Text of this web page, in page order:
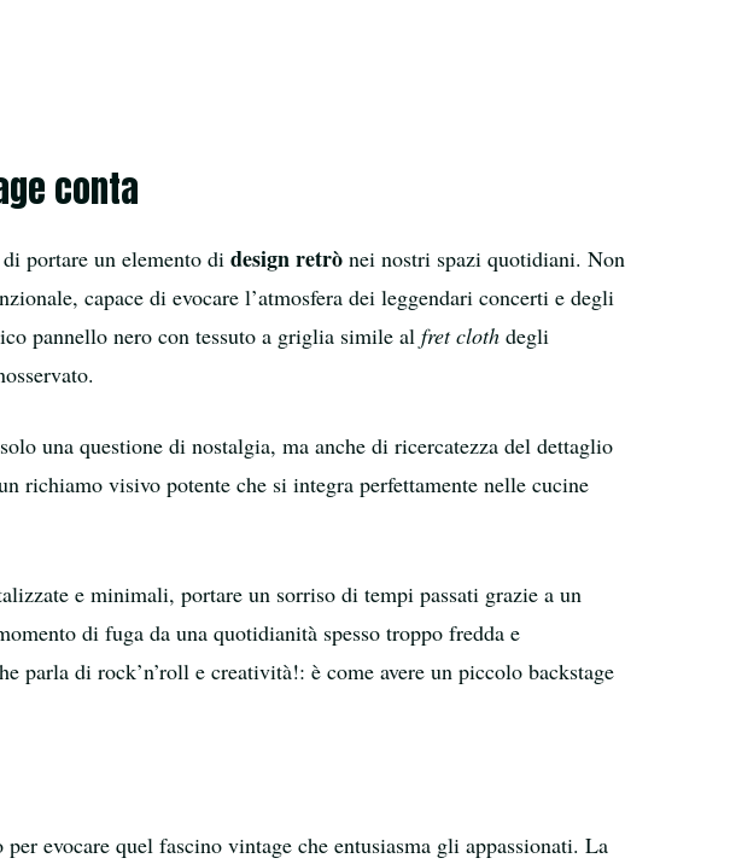
conta
portare un elemento di design retrò nei nostri spazi quotidiani. Non
capace di evocare l’atmosfera dei leggendari concerti e degli
pannello nero con tessuto a griglia simile al fret cloth degli
una questione di nostalgia, ma anche di ricercatezza del dettaglio
richiamo visivo potente che si integra perfettamente nelle cucine
e minimali, portare un sorriso di tempi passati grazie a un
di fuga da una quotidianità spesso troppo fredda e
parla di rock’n’roll e creatività!: è come avere un piccolo backstage
evocare quel fascino vintage che entusiasma gli appassionati. La